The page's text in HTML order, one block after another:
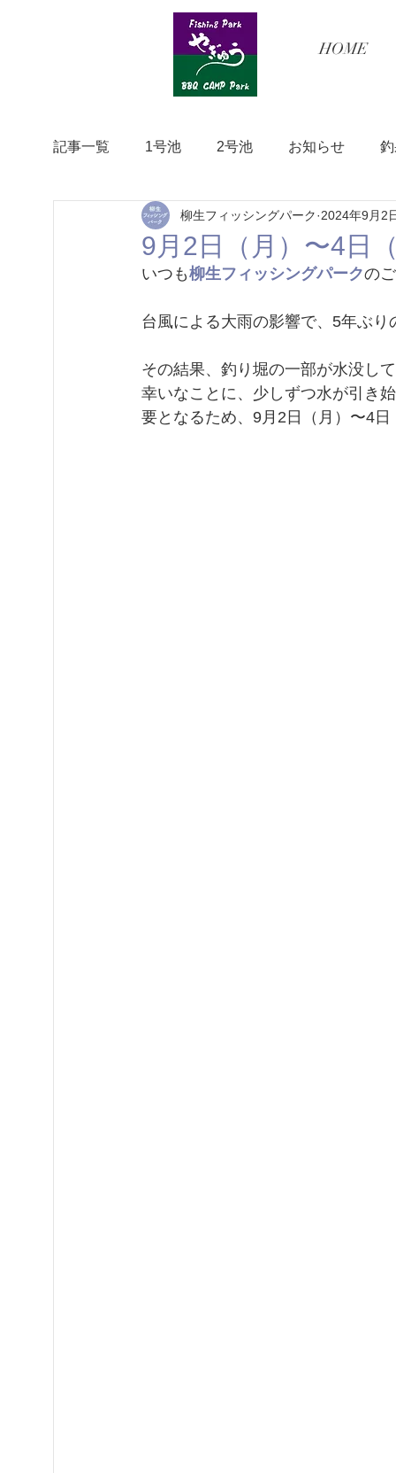
HOME
記事一覧 1号池 2号池 お知らせ
9月2日（月）〜4日
柳生フィッシングパーク 2024年9月2
いつも柳生フィッシングパークの
台風による大雨の影響で、5年ぶ
その結果、釣り堀の一部が水没して
幸いなことに、少しずつ水が引き
要となるため、9月2日（月）〜4